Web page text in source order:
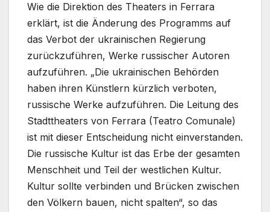
Wie die Direktion des Theaters in Ferrara
erklärt, ist die Änderung des Programms auf
das Verbot der ukrainischen Regierung
zurückzuführen, Werke russischer Autoren
aufzuführen. „Die ukrainischen Behörden
haben ihren Künstlern kürzlich verboten,
russische Werke aufzuführen. Die Leitung des
Stadttheaters von Ferrara (Teatro Comunale)
ist mit dieser Entscheidung nicht einverstanden.
Die russische Kultur ist das Erbe der gesamten
Menschheit und Teil der westlichen Kultur.
Kultur sollte verbinden und Brücken zwischen
den Völkern bauen, nicht spalten“, so das